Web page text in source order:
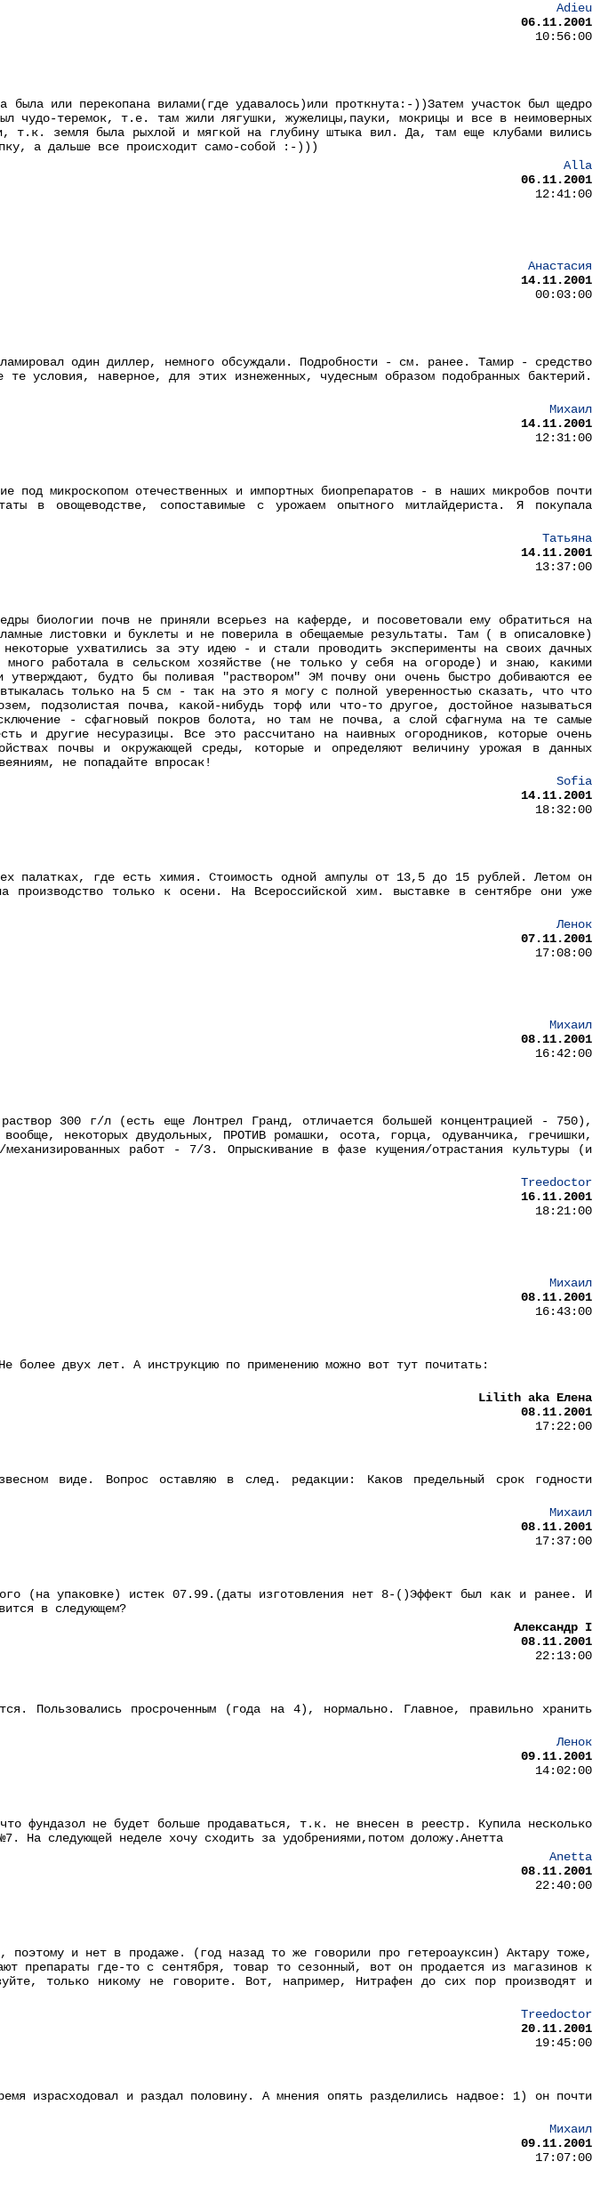
Adieu
06.11.2001
10:56:00
или перекопана вилами(где удавалось)или проткнута:-))Затем участок был щедро
чудо-теремок, т.е. там жили лягушки, жужелицы,пауки, мокрицы и все в неимоверных
т.к. земля была рыхлой и мягкой на глубину штыка вил. Да, там еще клубами вились
а дальше все происходит само-собой :-)))
Alla
06.11.2001
12:41:00
Анастасия
14.11.2001
00:03:00
один диллер, немного обсуждали. Подробности - см. ранее. Тамир - средство
условия, наверное, для этих изнеженных, чудесным образом подобранных бактерий.
Михаил
14.11.2001
12:31:00
микроскопом отечественных и импортных биопрепаратов - в наших микробов почти
в овощеводстве, сопоставимые с урожаем опытного митлайдериста. Я покупала
Татьяна
14.11.2001
13:37:00
биологии почв не приняли всерьез на каферде, и посоветовали ему обратиться на
листовки и буклеты и не поверила в обещаемые результаты. Там ( в описаловке)
ухватились за эту идею - и стали проводить эксперименты на своих дачных
работала в сельском хозяйстве (не только у себя на огороде) и знаю, какими
будто бы поливая "раствором" ЭМ почву они очень быстро добиваются ее
только на 5 см - так на это я могу с полной уверенностью сказать, что что
подзолистая почва, какой-нибудь торф или что-то другое, достойное называться
- сфагновый покров болота, но там не почва, а слой сфагнума на те самые
и другие несуразицы. Все это рассчитано на наивных огородников, которые очень
почвы и окружающей среды, которые и определяют величину урожая в данных
не попадайте впросак!
Sofia
14.11.2001
18:32:00
палатках, где есть химия. Стоимость одной ампулы от 13,5 до 15 рублей. Летом он
только к осени. На Всероссийской хим. выставке в сентябре они уже
Ленок
07.11.2001
17:08:00
Михаил
08.11.2001
16:42:00
300 г/л (есть еще Лонтрел Гранд, отличается большей концентрацией - 750),
некоторых двудольных, ПРОТИВ ромашки, осота, горца, одуванчика, гречишки,
работ - 7/3. Опрыскивание в фазе кущения/отрастания культуры (и
Treedoctor
16.11.2001
18:21:00
Михаил
08.11.2001
16:43:00
более двух лет. А инструкцию по применению можно вот тут почитать:
Lilith aka Елена
08.11.2001
17:22:00
виде. Вопрос оставляю в след. редакции: Каков предельный срок годности
Михаил
08.11.2001
17:37:00
(на упаковке) истек 07.99.(даты изготовления нет 8-()Эффект был как и ранее. И
в следующем?
Александр I
08.11.2001
22:13:00
Пользовались просроченным (года на 4), нормально. Главное, правильно хранить
Ленок
09.11.2001
14:02:00
фундазол не будет больше продаваться, т.к. не внесен в реестр. Купила несколько
следующей неделе хочу сходить за удобрениями,потом доложу.Анетта
Anetta
08.11.2001
22:40:00
и нет в продаже. (год назад то же говорили про гетероауксин) Актару тоже,
препараты где-то с сентября, товар то сезонный, вот он продается из магазинов к
только никому не говорите. Вот, например, Нитрафен до сих пор производят и
Treedoctor
20.11.2001
19:45:00
израсходовал и раздал половину. А мнения опять разделились надвое: 1) он почти
Михаил
09.11.2001
17:07:00